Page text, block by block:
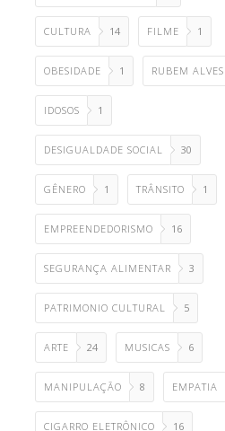
CULTURA 14 FILME 1
OBESIDADE 1 RUBEM ALVES
IDOSOS 1
DESIGUALDADE SOCIAL 30
GÊNERO 1 TRÂNSITO 1
EMPREENDEDORISMO 16
SEGURANÇA ALIMENTAR 3
PATRIMONIO CULTURAL 5
ARTE 24 MUSICAS 6
MANIPULAÇÃO 8 EMPATIA
CIGARRO ELETRÔNICO 16